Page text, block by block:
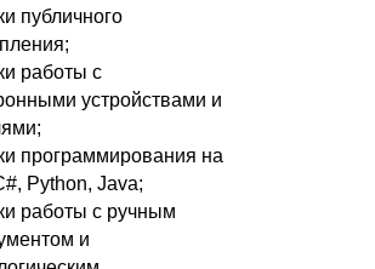
публичного
работы с
устройствами и
программирования на
Python, Java;
работы с ручным
и